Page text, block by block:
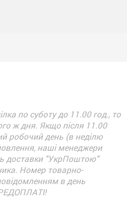
по суботу до 11.00 год., то
ж дня. Якщо після 11.00
робочий день (в неділю
наші менеджери
доставки "УкрПоштою"
Номер товарно-
в день